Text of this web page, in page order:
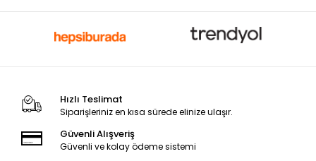
Hızlı Teslimat
Siparişleriniz en kısa sürede elinize ulaşır.
Güvenli Alışveriş
Güvenli ve kolay ödeme sistemi